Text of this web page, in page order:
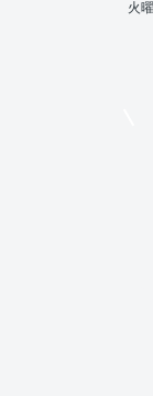
火